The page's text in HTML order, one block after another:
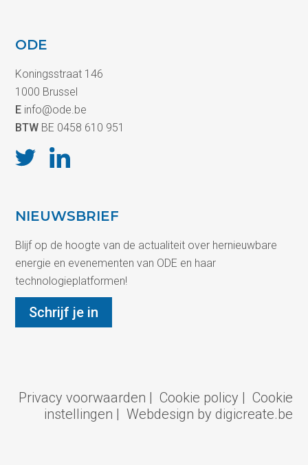
ODE
Koningsstraat 146
1000 Brussel
E info@ode.be
BTW BE 0458 610 951
NIEUWSBRIEF
Blijf op de hoogte van de actualiteit over hernieuwbare
energie en evenementen van ODE en haar
technologieplatformen!
Schrijf je in
Privacy voorwaarden | Cookie policy | Cookie
instellingen | Webdesign by digicreate.be